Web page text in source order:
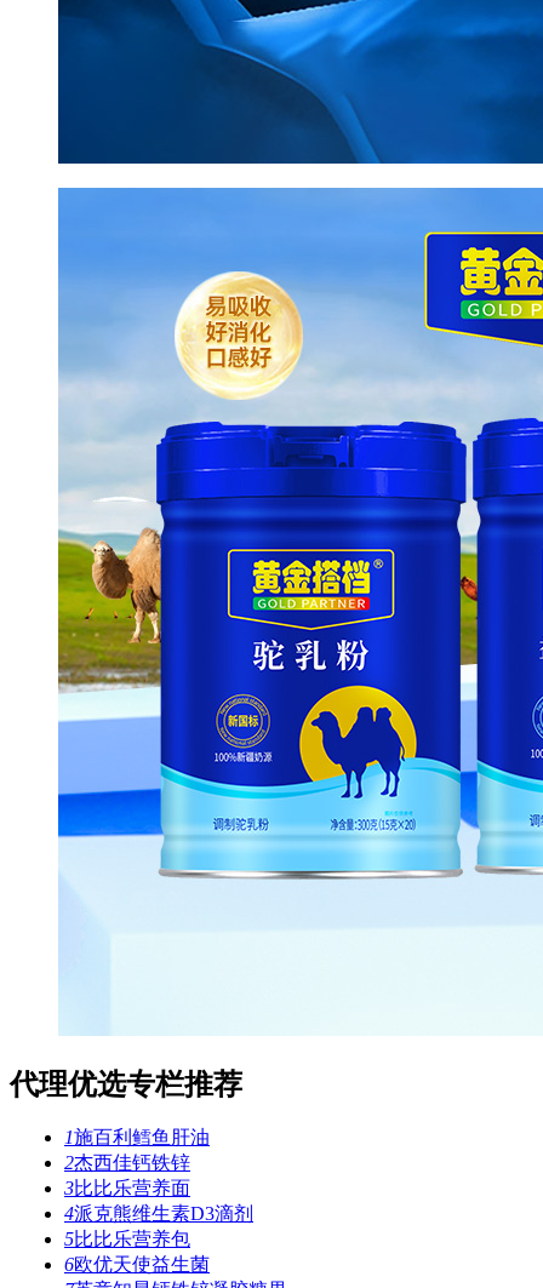
代理优选专栏推荐
1施百利鳕鱼肝油
2​杰西佳钙铁锌
3比比乐营养面
4派克熊维生素D3滴剂
5比比乐营养包
6欧优天使益生菌